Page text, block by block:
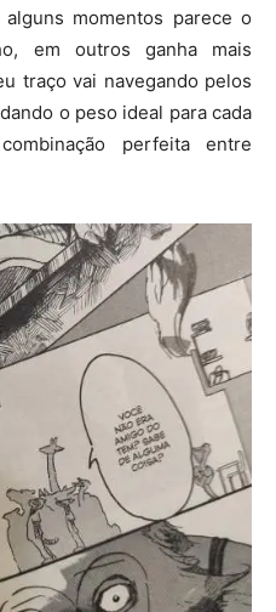
momentos parece o
em outros ganha mais
traço vai navegando pelos
o peso ideal para cada
perfeita entre